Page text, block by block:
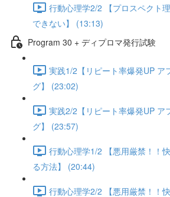
行動心理学2/2 【プロスペクト
できない】 (13:13)
Program 30 + ディプロマ発行試験
実践1/2【リピート率爆発UP ア
グ】 (23:02)
実践2/2【リピート率爆発UP ア
グ】 (23:57)
行動心理学1/2 【悪用厳禁！！
る方法】 (20:44)
行動心理学2/2 【悪用厳禁！！